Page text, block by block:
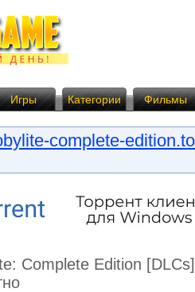
Игры Категории Фильмы
complete-
Complete Edition